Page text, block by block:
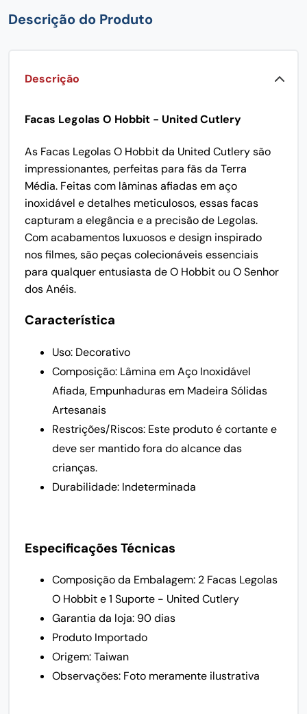
Descrição do Produto
Descrição
Facas Legolas O Hobbit - United Cutlery
As Facas Legolas O Hobbit da United Cutlery são
impressionantes, perfeitas para fãs da Terra
Média. Feitas com lâminas afiadas em aço
inoxidável e detalhes meticulosos, essas facas
capturam a elegância e a precisão de Legolas.
Com acabamentos luxuosos e design inspirado
nos filmes, são peças colecionáveis essenciais
para qualquer entusiasta de O Hobbit ou O Senhor
dos Anéis.
Característica
Uso: Decorativo
Composição: Lâmina em Aço Inoxidável
Afiada, Empunhaduras em Madeira Sólidas
Artesanais
Restrições/Riscos: Este produto é cortante e
deve ser mantido fora do alcance das
crianças.
Durabilidade: Indeterminada
Especificações Técnicas
Composição da Embalagem: 2 Facas Legolas
O Hobbit e 1 Suporte - United Cutlery
Garantia da loja: 90 dias
Produto Importado
Origem: Taiwan
Observações: Foto meramente ilustrativa